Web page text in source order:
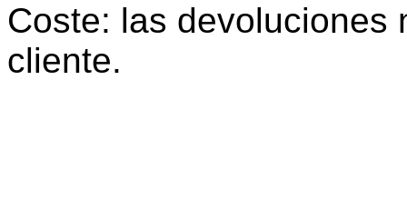
Coste: las devoluciones
cliente.